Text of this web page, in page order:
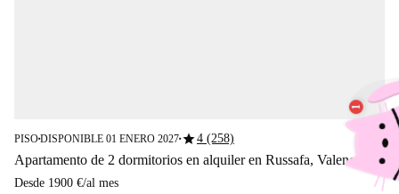
PISO■DISPONIBLE 01 ENERO 2027■star4 (258)
Apartamento de 2 dormitorios en alquiler en Russafa, Valencia
Desde 1900 €/al mes